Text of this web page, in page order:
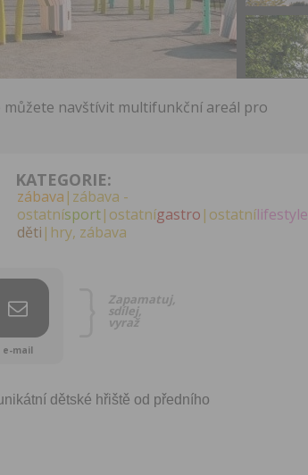
navštívit multifunkční areál pro
KATEGORIE:
zábava |zábava -
ostatnísport|ostatnígastro |ostatnílifestyle
děti |hry, zábava
e-mail
Zapamatuj,
sdílej,
vyraž
dětské hřiště od předního